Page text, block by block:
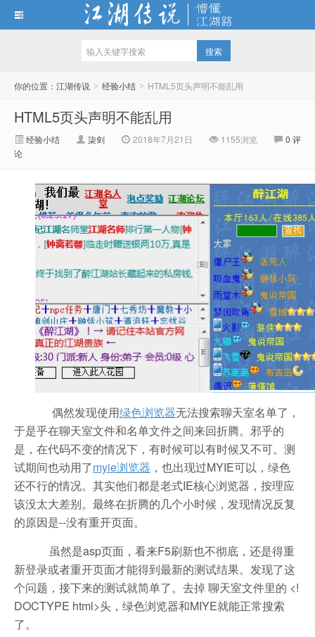
你的位置： 江湖传说 > 经验小结 > HTML5页头声明不能乱用
HTML5页头声明不能乱用
经验小结 柒剑 2018年7月21日 1155浏览
0 评
论
偶然发现使用绿色浏览器无法搜索聊天室名单了，
于是乎在聊天室文件和名单文件之间来回折腾。邪乎的
是，在代码不变的情况下，有时候可以有时候又不可。测
试期间也动用了myie浏览器 ，也出现过MYIE可以，绿色
还不行的情况。其实他们都是老式IE核心浏览器，按理应
该没太大差别。最终在折腾的几个小时候，发现情况反复
的原因是--没有重开页面。
虽然是asp页面，看来F5刷新也不彻底，还是得重
新登录或者重开页面才能得到最新的测试结果。发现了这
个问题，接下来的测试就简单了。去掉 聊天室文件里的 <!
DOCTYPE html>头，绿色浏览器和MIYE就能正常搜索
了。